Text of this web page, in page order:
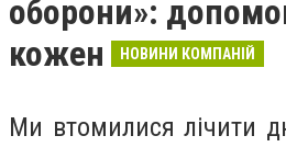
оборони»:
кожен
НОВИНИ КОМПАНІЙ
Ми втомилися лічити